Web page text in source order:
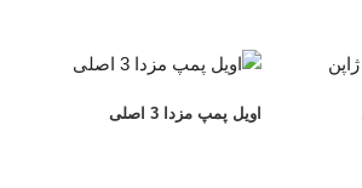
اویل پمپ مزدا 3 اصلی